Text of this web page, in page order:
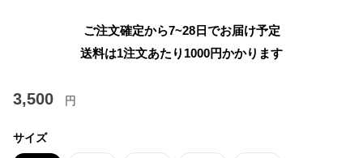
ご注文確定から7~28日でお届け予定
送料は1注文あたり 1000円かかります
3,500 円
サイズ